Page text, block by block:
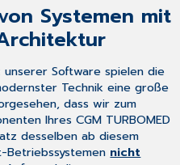
Systemen mit
unserer Software spielen die
Technik eine große
dass wir zum
Ihres CGM TURBOMED
desselben ab diesem
nicht